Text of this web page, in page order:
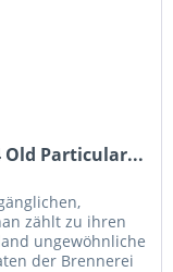
Old Particular...
zählt zu ihren
ungewöhnliche
der Brennerei